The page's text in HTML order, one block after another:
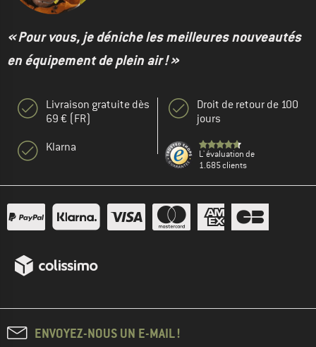
« Pour vous, je déniche les meilleures nouveautés
en équipement de plein air ! »
Livraison gratuite dès
69 € (FR)
Klarna
Droit de retour de 100
jours
L' évaluation de
1.685 clients
ENVOYEZ-NOUS UN E-MAIL !